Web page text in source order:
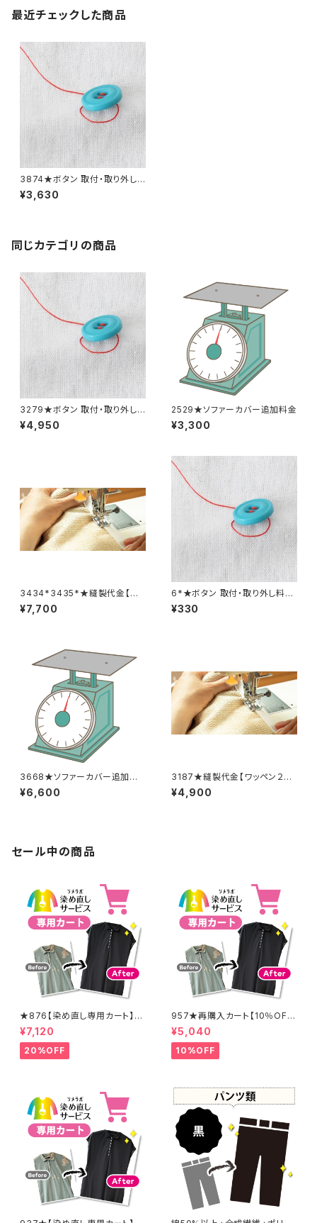
最近チェックした商品
3874★ボタン 取付・取り外し
料金 11個分
¥3,630
同じカテゴリの商品
3279★ボタン 取付・取り外し
料金(15個分)
¥4,950
2529★ソファーカバー追加料金
¥3,300
3434*3435*★縫製代金【バッ
クル取り外し取り付け 2着合
計分】
¥7,700
6*★ボタン 取付・取り外し料金
(1個分)
¥330
3668★ソファーカバー追加料
金
¥6,600
3187★縫製代金【ワッペン２
枚】
¥4,900
セール中の商品
★876【染め直し専用カート】8
900円
¥7,120
20%OFF
957★再購入カート【10％OF
F】
¥5,040
10%OFF